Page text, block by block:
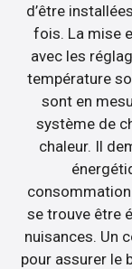
d’être
fois. La mise
avec les
température
sont en
système de
chaleur. Il
se trouve être
nuisances. Un
pour assurer le